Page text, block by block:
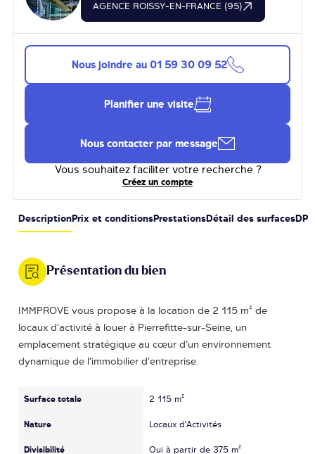
AGENCE ROISSY-EN-FRANCE (95)
Nous joindre au 01 59 30 09 52
Planifier une visite
Nous contacter par message
Vous souhaitez faciliter votre recherche ?
Créez un compte
Description Prix et conditions Prestations Détail des surfaces DPE
Présentation du bien
IMMPROVE vous propose à la location de 2 115 m² de
locaux d’activité à louer à Pierrefitte-sur-Seine, un
emplacement stratégique au cœur d’un environnement
dynamique de l’immobilier d’entreprise.
Surface totale
Nature
Divisibilité
2 115 m²
Locaux d'Activités
Oui à partir de 375 m²